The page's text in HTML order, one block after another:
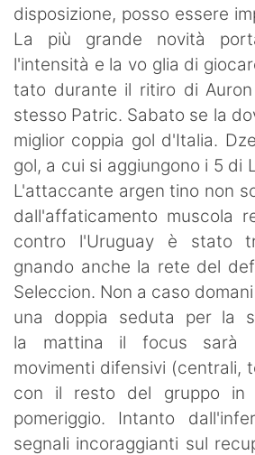
disposizione, posso essere
La più grande novità
l'intensità e la vo glia di
tato durante il ritiro di
stesso Patric. Sabato se la
miglior coppia gol d'Italia.
gol, a cui si aggiungono i 5 di
L'attaccante argen tino non
dall'affaticamento muscola
contro l'Uruguay è stato
gnando anche la rete del
Seleccion. Non a caso
una doppia seduta per la
la mattina il focus sarà
movimenti difensivi (centrali,
con il resto del gruppo in
pomeriggio. Intanto
segnali incoraggianti sul